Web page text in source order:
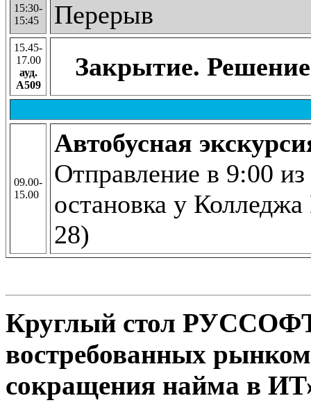
15:30-
15:45
Перерыв
15.45-
17.00
ауд.
А509
Закрытие.
09.00-
15.00
Автобусная
Отправление в 9:00
остановка у
28)
Круглый стол РУССОФТ
востребованных
сокращения найма в